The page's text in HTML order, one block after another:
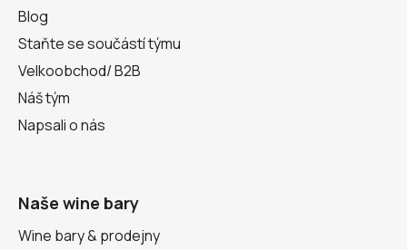
Blog
Staňte se součástí týmu
Velkoobchod/ B2B
Náš tým
Napsali o nás
Naše wine bary
Wine bary & prodejny